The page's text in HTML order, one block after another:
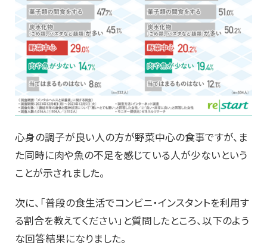
心身の調子が良い人の方が野菜中心の食事ですが、ま
た同時に肉や魚の不足を感じている人が少ないという
ことが示されました。
次に、「普段の食生活でコンビニ・インスタントを利用す
る割合を教えてください」と質問したところ、以下のよう
な回答結果になりました。